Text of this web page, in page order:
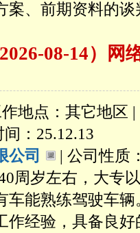
案、前期资料的
08-14）网
地点：其它地区
：25.12.13
公司
| 公司性质
周岁左右，大专
车能熟练驾驶车
作经验，具备良